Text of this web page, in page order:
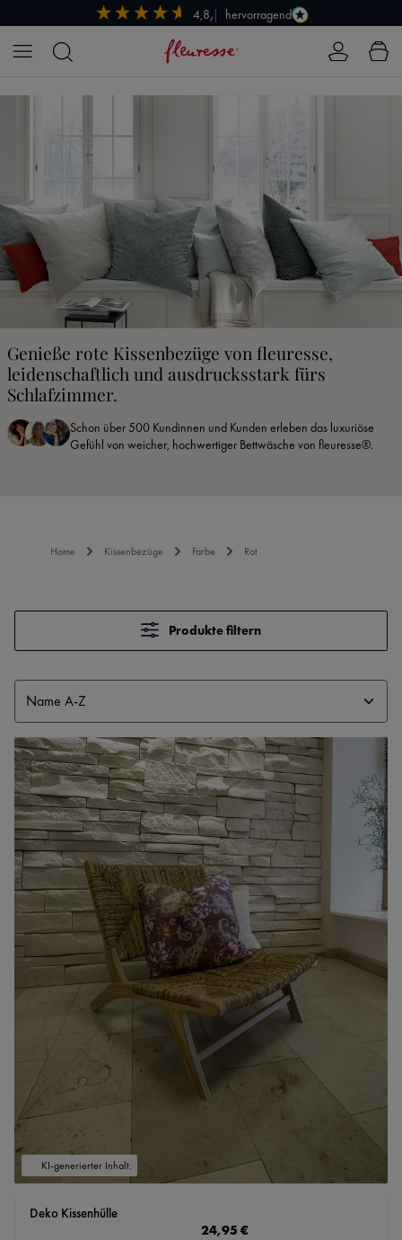
Zum Hauptinhalt springen hervorragend
4,8/5
Genieße rote Kissenbezüge von fleuresse,
leidenschaftlich und ausdrucksstark fürs
Schlafzimmer.
Schon über 500 Kundinnen und Kunden erleben das luxuriöse
Gefühl von weicher, hochwertiger Bettwäsche von fleuresse®.
Home Kissenbezüge Farbe Rot
Produkte filtern
KI-generierter Inhalt.
Deko Kissenhülle
Regulärer Preis:
24,95 €